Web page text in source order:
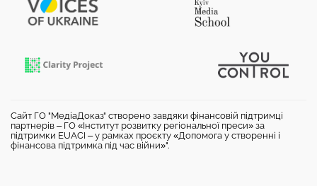
Сайт ГО "МедіаДоказ" створено завдяки фінансовій підтримці
партнерів – ГО «Інститут розвитку регіональної преси» за
підтримки EUACI – у рамках проєкту «Допомога у створенні і
фінансова підтримка під час війни»".